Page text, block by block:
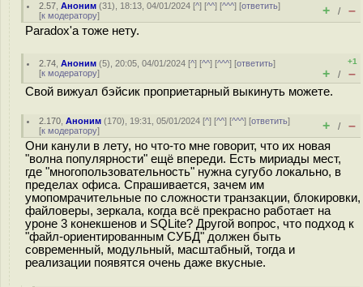
2.57 ,Аноним (31), 18:13, 04/01/2024 [^] [^^] [^^^] [ответить]
[к модератору] + / –
Paradox'а тоже нету.
2.74 ,Аноним (5), 20:05, 04/01/2024 [^] [^^] [^^^] [ответить]
[к модератору]
+1
+ / –
Свой вижуал бэйсик проприетарный выкинуть можете.
2.170 ,Аноним (170), 19:31, 05/01/2024 [^] [^^] [^^^] [ответить]
[к модератору] + / –
Они канули в лету, но что-то мне говорит, что их новая
"волна популярности" ещё впереди. Есть мириады мест,
где "многопользовательность" нужна сугубо локально, в
пределах офиса. Спрашивается, зачем им
умопомрачительные по сложности транзакции, блокировки,
файловеры, зеркала, когда всё прекрасно работает на
уроне 3 конекшенов и SQLite? Другой вопрос, что подход к
"файл-ориентированным СУБД" должен быть
современный, модульный, масштабный, тогда и
реализации появятся очень даже вкусные.